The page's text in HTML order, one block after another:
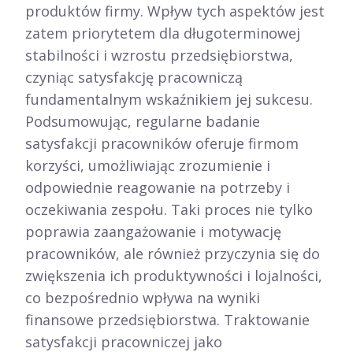
produktów firmy. Wpływ tych aspektów jest
zatem priorytetem dla długoterminowej
stabilności i wzrostu przedsiębiorstwa,
czyniąc satysfakcję pracowniczą
fundamentalnym wskaźnikiem jej sukcesu.
Podsumowując, regularne badanie
satysfakcji pracowników oferuje firmom
korzyści, umożliwiając zrozumienie i
odpowiednie reagowanie na potrzeby i
oczekiwania zespołu. Taki proces nie tylko
poprawia zaangażowanie i motywację
pracowników, ale również przyczynia się do
zwiększenia ich produktywności i lojalności,
co bezpośrednio wpływa na wyniki
finansowe przedsiębiorstwa. Traktowanie
satysfakcji pracowniczej jako